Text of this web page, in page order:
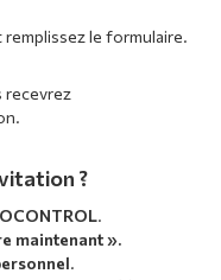
remplissez le formulaire.
recevrez
?
.
maintenant ».
.